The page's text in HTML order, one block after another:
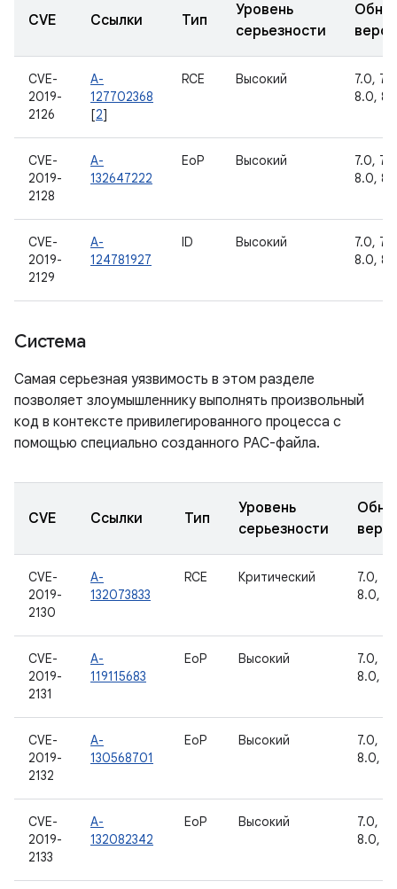
CVE Ссылки Тип
Уровень
серьезности
CVE-
2019-
2126
A-
127702368
[2]
RCE Высокий
7.0,
8.0,
CVE-
2019-
2128
A-
132647222
EoP Высокий
7.0,
8.0,
CVE-
2019-
2129
A-
124781927
ID Высокий
7.0,
8.0,
Система
Самая серьезная уязвимость в этом разделе
позволяет злоумышленнику выполнять произвольный
код в контексте привилегированного процесса с
помощью специально созданного PAC-файла.
CVE Ссылки Тип
Уровень
серьезности
CVE-
2019-
2130
A-
132073833
RCE Критический
7.0,
8.0,
CVE-
2019-
2131
A-
119115683
EoP Высокий
7.0,
8.0,
CVE-
2019-
2132
A-
130568701
EoP Высокий
7.0,
8.0,
CVE-
2019-
2133
A-
132082342
EoP Высокий
7.0,
8.0,